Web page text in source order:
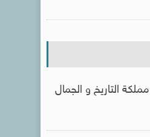
التاريخ و الجمال